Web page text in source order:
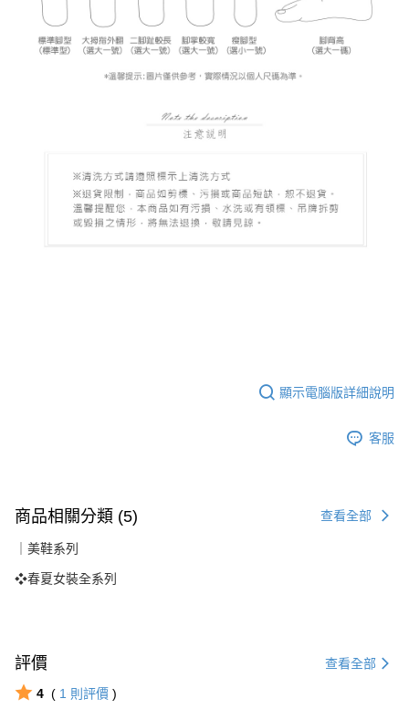
顯示電腦版詳細說明
客服
商品相關分類 (5) 查看全部
｜美鞋系列
❖春夏女裝全系列
評價 查看全部
4 ( 1 則評價 )